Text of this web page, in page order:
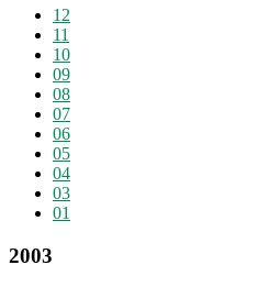
12
11
10
09
08
07
06
05
04
03
01
2003